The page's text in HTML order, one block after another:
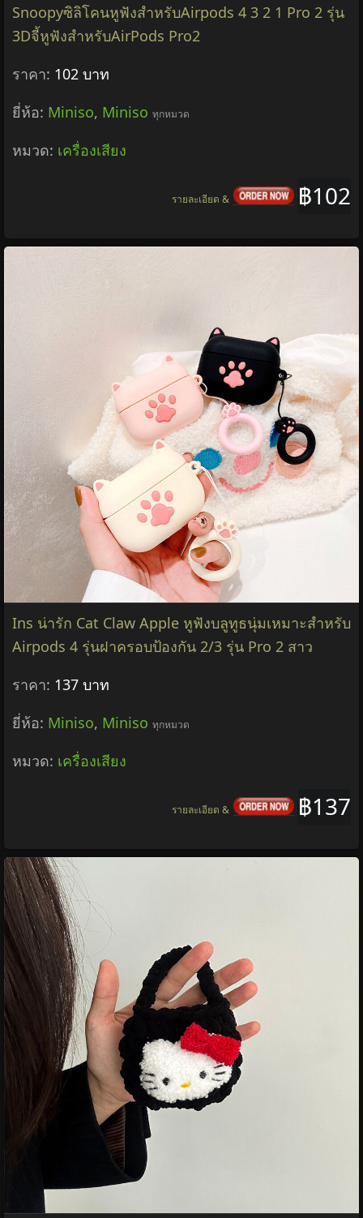
SnoopyซิลิโคนหูฟังสําหรับAirpods 4 3 2 1 Pro 2 รุ่น
3Dจี้หูฟังสําหรับAirPods Pro2
ราคา: 102 บาท
ยี่ห้อ: Miniso, Miniso ทุกหมวด
หมวด: เครื่องเสียง
฿102
รายละเอียด &
Ins น่ารัก Cat Claw Apple หูฟังบลูทูธนุ่มเหมาะสําหรับ
Airpods 4 รุ่นฝาครอบป้องกัน 2/3 รุ่น Pro 2 สาว
ราคา: 137 บาท
ยี่ห้อ: Miniso, Miniso ทุกหมวด
หมวด: เครื่องเสียง
฿137
รายละเอียด &